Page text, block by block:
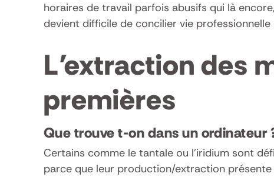
horaires de travail parfois abusifs qui là
devient difficile de concilier vie professionnelle
L’extraction des
premières
Que trouve t-on dans un ordinateur
Certains comme le tantale ou l’iridium sont
parce que leur production/extraction